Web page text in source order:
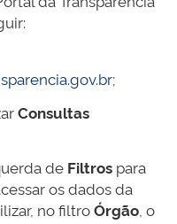
;
Consultas
de Filtros para
os dados da
no filtroÓrgão , o